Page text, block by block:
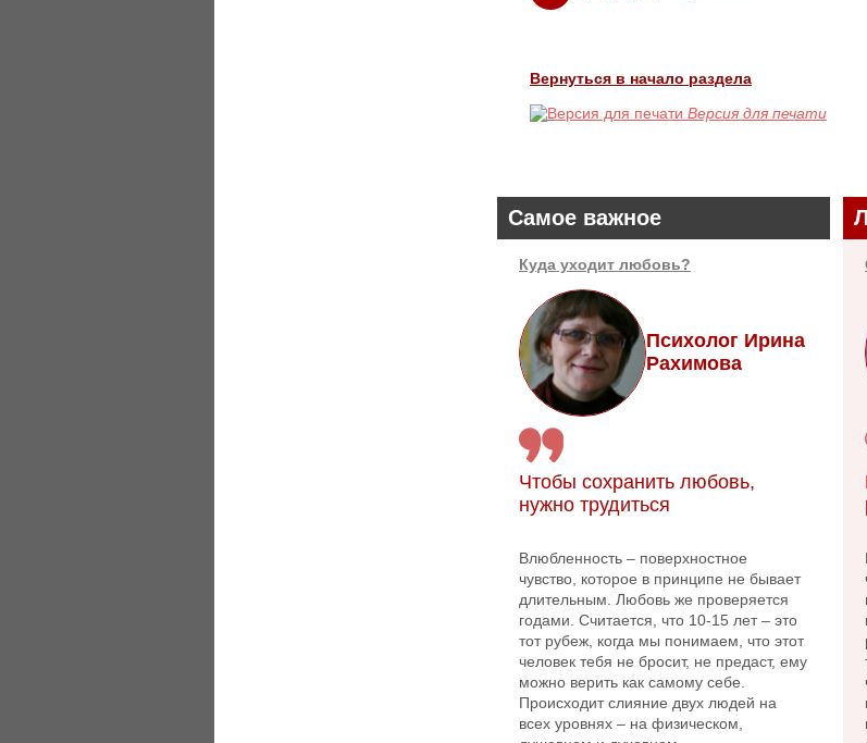
Вернуться в начало раздела
Версия для печати
Самое важное
Куда уходит любовь?
Психолог Ирина
Рахимова
Чтобы сохранить любовь,
нужно трудиться
Влюбленность – поверхностное
чувство, которое в принципе не бывает
длительным. Любовь же проверяется
годами. Считается, что 10-15 лет – это
тот рубеж, когда мы понимаем, что этот
человек тебя не бросит, не предаст, ему
можно верить как самому себе.
Происходит слияние двух людей на
всех уровнях – на физическом,